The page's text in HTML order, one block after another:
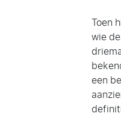
Toen
wie
een